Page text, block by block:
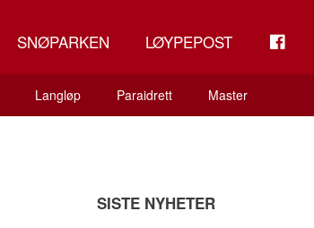
SNØPARKEN LØYPEPOST
Langløp Paraidrett Master
SISTE NYHETER